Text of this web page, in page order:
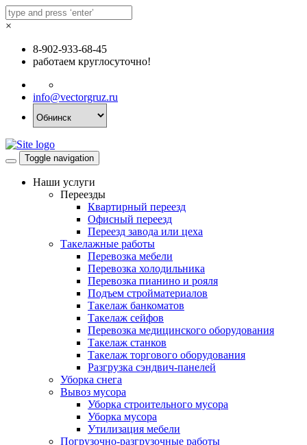
×
8-902-933-68-45
работаем круглосуточно!
info@vectorgruz.ru
Toggle navigation
Наши услуги
Переезды
Квартирный переезд
Офисный переезд
Переезд завода или цеха
Такелажные работы
Перевозка мебели
Перевозка холодильника
Перевозка пианино и рояля
Подъем стройматериалов
Такелаж банкоматов
Такелаж сейфов
Перевозка медицинского оборудования
Такелаж станков
Такелаж торгового оборудования
Разгрузка сэндвич-панелей
Уборка снега
Вывоз мусора
Уборка строительного мусора
Уборка мусора
Утилизация мебели
Погрузочно-разгрузочные работы